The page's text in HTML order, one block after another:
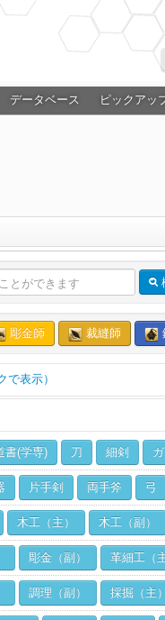
データベース ピックアッ
彫金師 裁縫師
表示）
書(学専) 刀 細剣
片手剣 両手斧 弓
木工（主） 木工（副）
彫金（副） 革細工（
調理（副） 採掘（主）